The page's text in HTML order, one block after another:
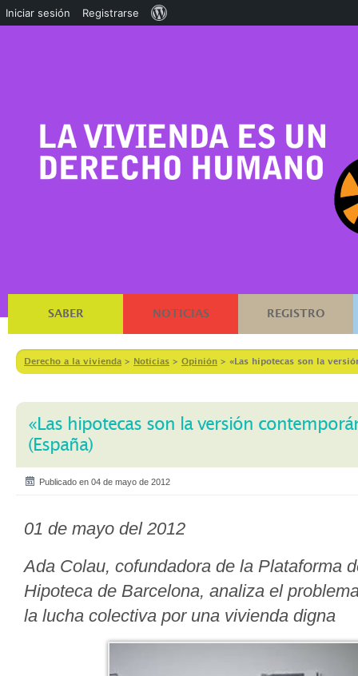
SABER NOTICIAS REGISTRO
Derecho a la vivienda > Notícias > Opinión > «Las hipotecas son la
«Las hipotecas son la versión
(España)
Publicado en 04 de mayo de 2012
01 de mayo del 2012
Ada Colau, cofundadora de la Plataforma
Hipoteca de Barcelona, analiza el
la lucha colectiva por una vivienda digna
Iniciar sesión Registrarse